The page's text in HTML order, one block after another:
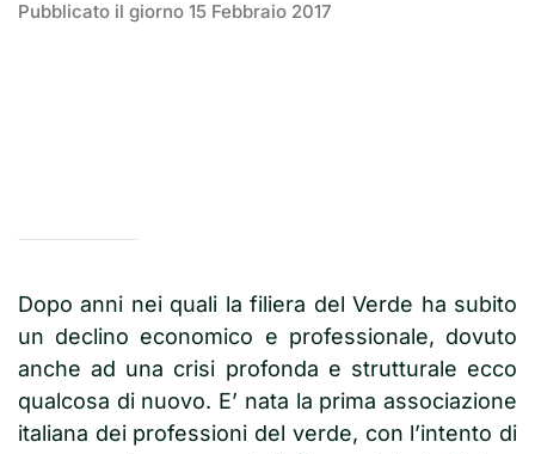
Pubblicato il giorno 15 Febbraio 2017
Dopo anni nei quali la filiera del Verde ha subito
un declino economico e professionale, dovuto
anche ad una crisi profonda e strutturale ecco
qualcosa di nuovo. E’ nata la prima associazione
italiana dei professioni del verde, con l’intento di